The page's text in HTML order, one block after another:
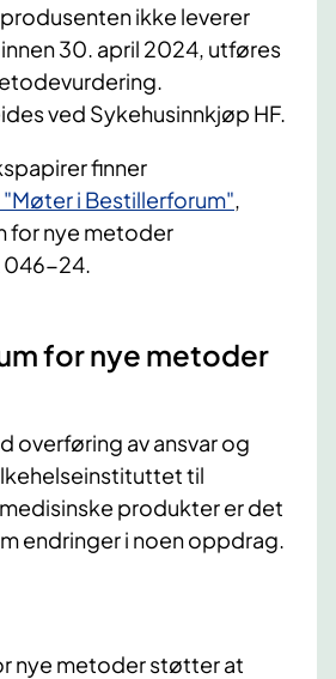
ikke leverer
30. april 2024, utføres
ved Sykehusinnkjøp HF.
finner
i Bestillerforum"
for nye metoder
046-24
for nye metoder
overføring av ansvar og
til
produkter er det
endringer i noen oppdrag.
nye metoder støtter at